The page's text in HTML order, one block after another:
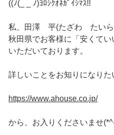
((ﾉ(_ _ ﾉ)ﾖﾛｼｸｵﾈｶﾞｲｼﾏｽ!!
私、田澤 平(たざわ たいら
秋田県でお客様に「安くて
いただいております。
詳しいことをお知りになりた
https://www.ahouse.co.jp/
から、お入りくださいませ